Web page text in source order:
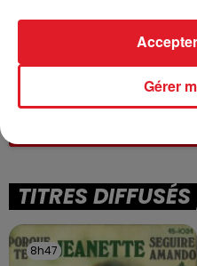
WINGLES: UN JEUNE
La victime a coulé à pic
TITRES DIFFUSÉS
8h47
8h47
Gérer